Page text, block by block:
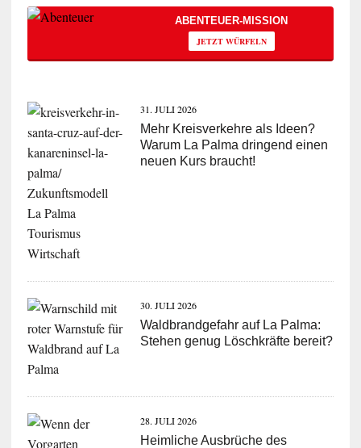
ABENTEUER-MISSION
JETZT WÜRFELN
31. JULI 2026
Mehr Kreisverkehre als Ideen?
Warum La Palma dringend einen
neuen Kurs braucht!
30. JULI 2026
Waldbrandgefahr auf La Palma:
Stehen genug Löschkräfte bereit?
28. JULI 2026
Heimliche Ausbrüche des